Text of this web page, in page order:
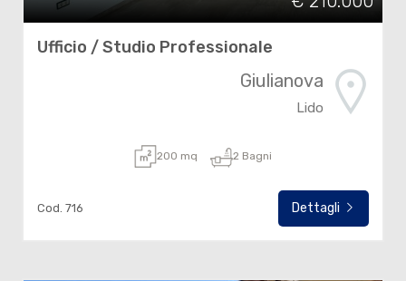
Ufficio / Studio Professionale
Giulianova
Lido
200 mq 2 Bagni
Cod. 716 Dettagli